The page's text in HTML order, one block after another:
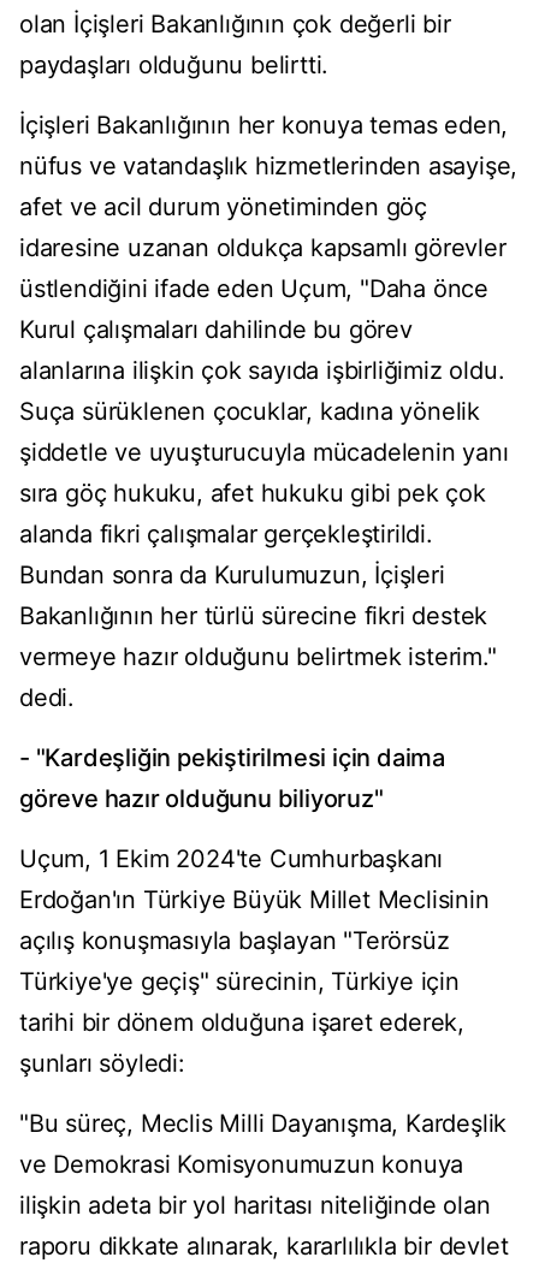
olan İçişleri Bakanlığının çok değerli bir
paydaşları olduğunu belirtti.
İçişleri Bakanlığının her konuya temas eden,
nüfus ve vatandaşlık hizmetlerinden asayişe,
afet ve acil durum yönetiminden göç
idaresine uzanan oldukça kapsamlı görevler
üstlendiğini ifade eden Uçum, "Daha önce
Kurul çalışmaları dahilinde bu görev
alanlarına ilişkin çok sayıda işbirliğimiz oldu.
Suça sürüklenen çocuklar, kadına yönelik
şiddetle ve uyuşturucuyla mücadelenin yanı
sıra göç hukuku, afet hukuku gibi pek çok
alanda fikri çalışmalar gerçekleştirildi.
Bundan sonra da Kurulumuzun, İçişleri
Bakanlığının her türlü sürecine fikri destek
vermeye hazır olduğunu belirtmek isterim."
dedi.
- "Kardeşliğin pekiştirilmesi için daima
göreve hazır olduğunu biliyoruz"
Uçum, 1 Ekim 2024'te Cumhurbaşkanı
Erdoğan'ın Türkiye Büyük Millet Meclisinin
açılış konuşmasıyla başlayan "Terörsüz
Türkiye'ye geçiş" sürecinin, Türkiye için
tarihi bir dönem olduğuna işaret ederek,
şunları söyledi:
"Bu süreç, Meclis Milli Dayanışma, Kardeşlik
ve Demokrasi Komisyonumuzun konuya
ilişkin adeta bir yol haritası niteliğinde olan
raporu dikkate alınarak, kararlılıkla bir devlet